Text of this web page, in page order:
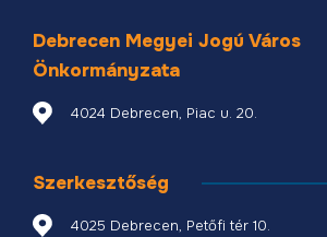
Debrecen Megyei Jogú Város
Önkormányzata
4024 Debrecen, Piac u. 20.
Szerkesztőség
4025 Debrecen, Petőfi tér 10.